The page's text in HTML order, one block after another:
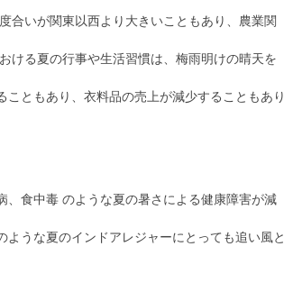
合いが関東以西より大きいこともあり、農業関
ける夏の行事や生活習慣は、梅雨明けの晴天を
ともあり、衣料品の売上が減少することもあり
食中毒 のような夏の暑さによる健康障害が減
うな夏のインドアレジャーにとっても追い風と